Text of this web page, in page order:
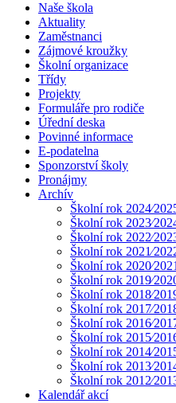
Naše škola
Aktuality
Zaměstnanci
Zájmové kroužky
Školní organizace
Třídy
Projekty
Formuláře pro rodiče
Úřední deska
Povinné informace
E-podatelna
Sponzorství školy
Pronájmy
Archív
Školní rok
Školní rok
Školní rok
Školní rok
Školní rok 2020⁄2021
Školní rok
Školní rok
Školní rok
Školní rok
Školní rok
Školní rok
Školní rok
Školní rok
Kalendář akcí